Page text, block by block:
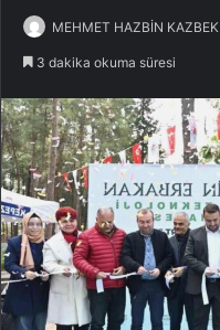
MEHMET HAZBİN KAZBEK
3 dakika okuma süresi